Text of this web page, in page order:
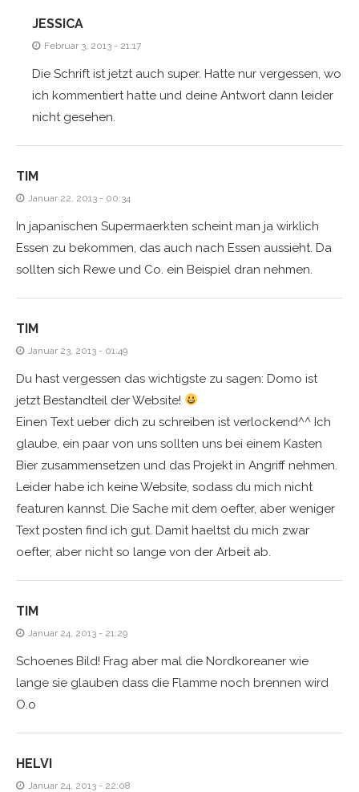
JESSICA
Februar 3, 2013 - 21:17
Die Schrift ist jetzt auch super. Hatte nur vergessen, wo
ich kommentiert hatte und deine Antwort dann leider
nicht gesehen.
TIM
Januar 22, 2013 - 00:34
In japanischen Supermaerkten scheint man ja wirklich
Essen zu bekommen, das auch nach Essen aussieht. Da
sollten sich Rewe und Co. ein Beispiel dran nehmen.
TIM
Januar 23, 2013 - 01:49
Du hast vergessen das wichtigste zu sagen: Domo ist
jetzt Bestandteil der Website!
Einen Text ueber dich zu schreiben ist verlockend^^ Ich
glaube, ein paar von uns sollten uns bei einem Kasten
Bier zusammensetzen und das Projekt in Angriff nehmen.
Leider habe ich keine Website, sodass du mich nicht
featuren kannst. Die Sache mit dem oefter, aber weniger
Text posten find ich gut. Damit haeltst du mich zwar
oefter, aber nicht so lange von der Arbeit ab.
TIM
Januar 24, 2013 - 21:29
Schoenes Bild! Frag aber mal die Nordkoreaner wie
lange sie glauben dass die Flamme noch brennen wird
O.o
HELVI
Januar 24, 2013 - 22:08